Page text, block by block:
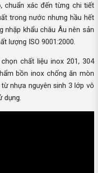
chuẩn xác đến từng chi tiết
trong nước nhưng hầu hết
nhập khẩu châu Âu nên sản
lượng ISO 9001:2000.
chất liệu inox 201, 304
bồn inox chống ăn mòn
nhựa nguyên sinh 3 lớp vô
dụng.